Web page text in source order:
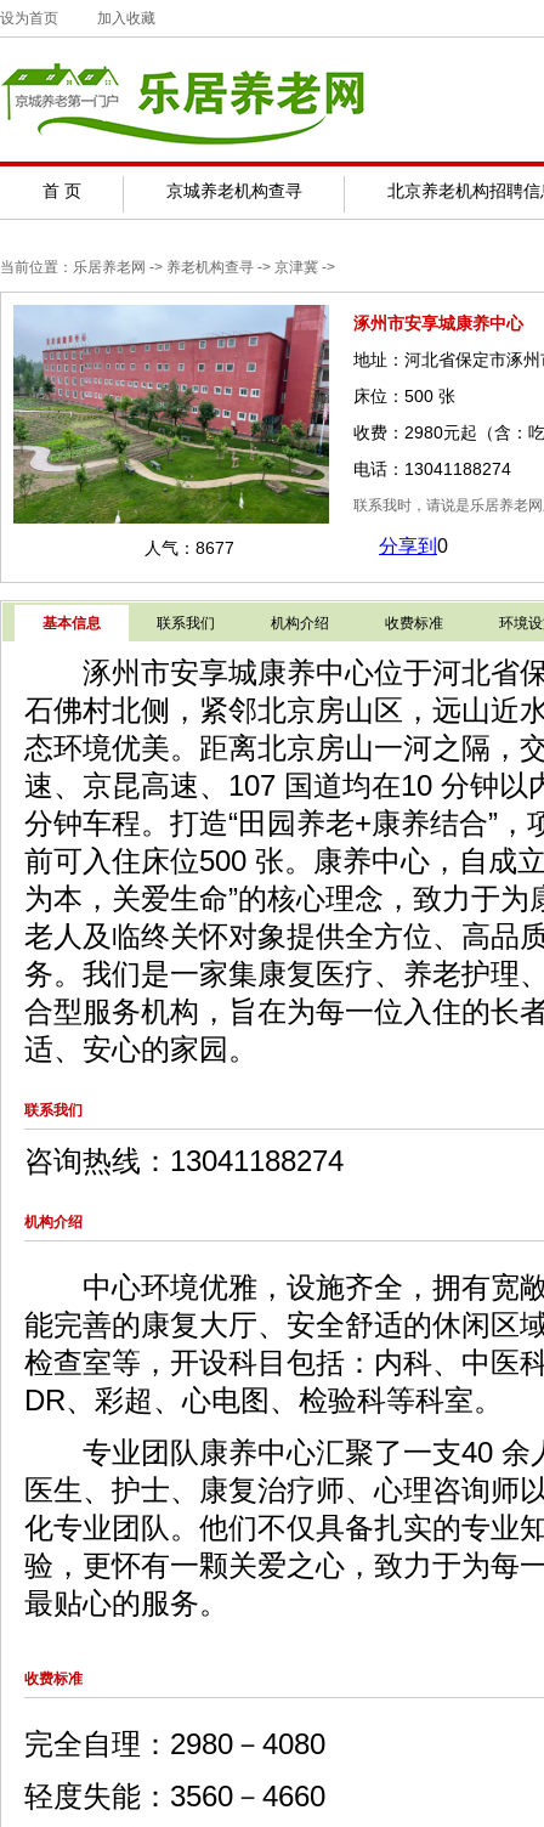
设为首页 加入收藏
首 页 京城养老机构查寻 北京养老机构招聘信
当前位置： 乐居养老网 -> 养老机构查寻 -> 京津冀 ->
涿州市安享城康养中心
地址：河北省保定市涿
床位：500 张
收费：2980元起（含：
电话：13041188274
联系我时，请说是乐居养老
人气：8677 分享到 0
基本信息 联系我们 机构介绍 收费标准 环境
涿州市安享城康养中心位于河北省
石佛村北侧，紧邻北京房山区，远山近
态环境优美。距离北京房山一河之隔，
速、京昆高速、107 国道均在10 分钟以
分钟车程。打造“田园养老+康养结合”，
前可入住床位500 张。康养中心， 自成
为本，关爱生命”的核心理念，致力于为
老人及临终关怀对象提供全方位、高品
务。我们是一家集康复医疗、养老护理
合型服务机构，旨在为每一位入住的长
适、安心的家园。
联系我们
咨询热线： 13041188274
机构介绍
中心环境优雅，设施齐全，拥有宽
能完善的康复大厅、安全舒适的休闲区
检查室等，开设科目包括：内科、中医
DR、彩超、心电图、检验科等科室。
专业团队 康养中心汇聚了一支40
医生、护士、康复治疗师、心理咨询师
化专业团队。他们不仅具备扎实的专业
验，更怀有一颗关爱之心，致力于为每
最贴心的服务。
收费标准
完全自理：2980－4080
轻度失能：3560－4660